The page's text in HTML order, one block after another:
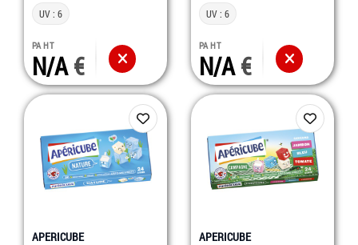
UV : 6
PA HT
N/A
UV : 6
PA HT
N/A
APERICUBE
APERICUBE